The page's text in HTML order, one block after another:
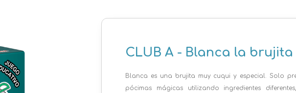
CLUB A - Blanca la brujita
Blanca es una brujita muy cuqui y especial. Solo
pócimas mágicas utilizando ingredientes